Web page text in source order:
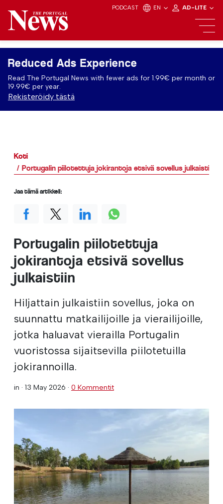
PODCAST EN AD-LITE
Reduced Ads Experience
Read The Portugal News with fewer ads for 1.99€ per month or
19.99€ per year.
Rekisteröidy tästä
Koti
Portugalin piilotettuja jokirantoja etsivä sovellus julkaistiin
Portugalin piilotettuja
jokirantoja etsivä sovellus
julkaistiin
Hiljattain julkaistiin sovellus, joka on
suunnattu matkailijoille ja vierailijoille,
jotka haluavat vierailla Portugalin
vuoristossa sijaitsevilla piilotetuilla
jokirannoilla.
in · 13 May 2026 · 0 Kommentit
Jaa tämä artikkeli: